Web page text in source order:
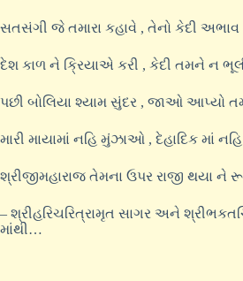
સતસંગી જે તમારા કહાવે , તેનો કેદી
દેશ કાળ ને ક્રિયાએ કરી , કેદી તમને ન
પછી બોલિયા શ્યામ સુંદર , જાઓ આપ્યો
મારી માયામાં નહિ મુંઝાઓ , દેહાદિક માં
શ્રીજીમહારાજ તેમના ઉપર રાજી થયા ને
– શ્રીહરિચરિત્રામૃત સાગર અને
માંથી…